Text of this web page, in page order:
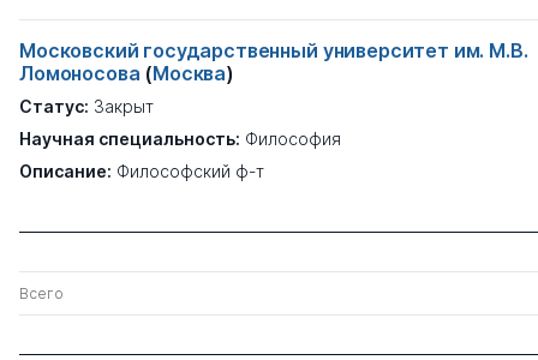
Московский государственный университет им. М.В.
Ломоносова (Москва)
Статус: Закрыт
Научная специальность: Философия
Описание: Философский ф-т
Всего